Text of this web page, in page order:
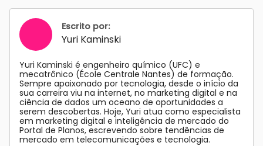
Escrito por:
Yuri Kaminski
Yuri Kaminski é engenheiro químico (UFC) e
mecatrônico (École Centrale Nantes) de formação.
Sempre apaixonado por tecnologia, desde o início da
sua carreira viu na internet, no marketing digital e na
ciência de dados um oceano de oportunidades a
serem descobertas. Hoje, Yuri atua como especialista
em marketing digital e inteligência de mercado do
Portal de Planos, escrevendo sobre tendências de
mercado em telecomunicações e tecnologia.